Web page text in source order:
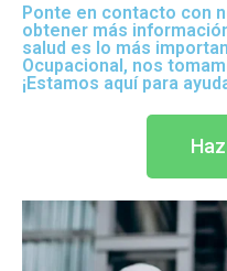
Ponte en contacto con
obtener más
salud es lo más
Ocupacional, nos
¡Estamos aquí para